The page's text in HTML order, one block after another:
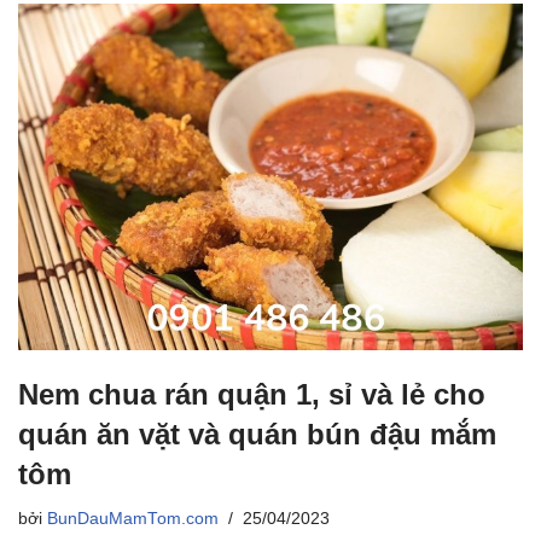
Nem chua rán quận 1, sỉ và lẻ cho
quán ăn vặt và quán bún đậu mắm
tôm
bởi BunDauMamTom.com 25/04/2023